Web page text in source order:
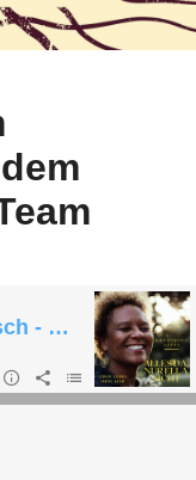
Entscheidungen treffen im Kinderwunsch - Raus aus dem Kopf, rein in dein Inneres Team